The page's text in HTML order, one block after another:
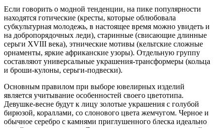
Если говорить о модной тенденции, на пике популярности
находятся готические (кресты, которые облюбовала
субкультурная молодежь, в настоящее время можно увидеть и
на добропорядочных леди), старинные (свисающие длинные
серьги XVIII века), этнические мотивы (кельтские сложные
орнаменты, яркие африканские узоры). Отдельную группу
составляют универсальные украшения-трансформеры (кольца
и броши-кулоны, серьги-подвески).
Основным правилом при выборе ювелирных изделий
является учитывание особенностей своего цветотипа.
Девушке-весне будут к лицу золотые украшения с голубой
бирюзой, кораллами, со слонового цвета жемчугом. Черное и
обычное серебро с камнями приглушенного блеска идеально